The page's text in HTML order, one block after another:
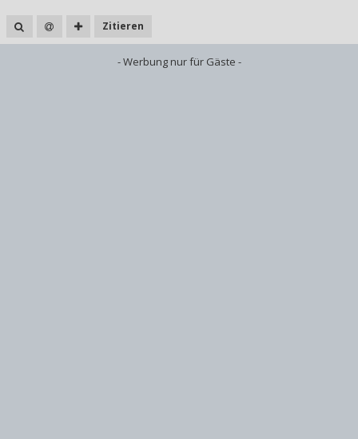
Zitieren
- Werbung nur für Gäste -